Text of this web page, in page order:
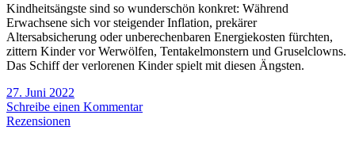
Kindheitsängste sind so wunderschön konkret: Während
Erwachsene sich vor steigender Inflation, prekärer
Altersabsicherung oder unberechenbaren Energiekosten fürchten,
zittern Kinder vor Werwölfen, Tentakelmonstern und Gruselclowns.
Das Schiff der verlorenen Kinder spielt mit diesen Ängsten.
27. Juni 2022
Schreibe einen Kommentar
Rezensionen